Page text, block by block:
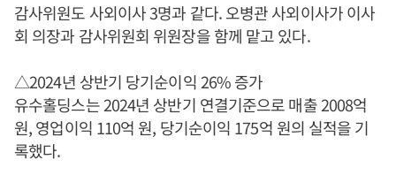
감사위원도 사외이사 3명과 같다. 오병관 사외이사가 이사
회 의장과 감사위원회 위원장을 함께 맡고 있다.
△2024년 상반기 당기순이익 26% 증가
유수홀딩스는 2024년 상반기 연결기준으로 매출 2008억
원, 영업이익 110억 원, 당기순이익 175억 원의 실적을 기
록했다.